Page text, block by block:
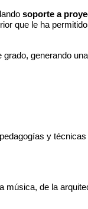
soporte a
que le ha
generando una
y
música, de la